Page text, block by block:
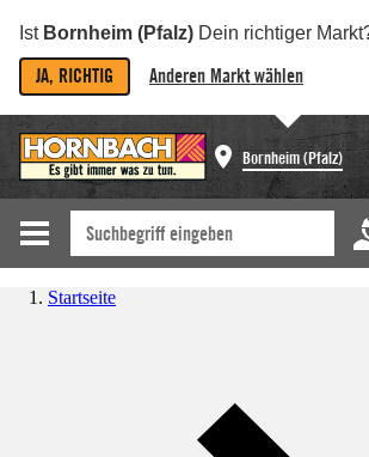
Ist Bornheim (Pfalz) Dein richtiger
JA, RICHTIG Anderen Markt wählen
Bornheim (Pfalz)
Startseite